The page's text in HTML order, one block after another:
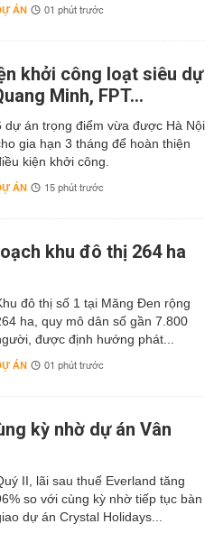
ÁN 01 phút trước
khởi công loạt siêu dự
Minh, FPT...
dự án trọng điểm vừa được Hà Nội
gia hạn 3 tháng để hoàn thiện
kiện khởi công.
ÁN 15 phút trước
khu đô thị 264 ha
đô thị số 1 tại Măng Đen rộng
ha, quy mô dân số gần 7.800
được định hướng phát...
ÁN 01 phút trước
kỳ nhờ dự án Vân
II, lãi sau thuế Everland tăng
so với cùng kỳ nhờ tiếp tục bàn
dự án Crystal Holidays...